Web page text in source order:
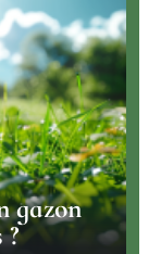
gazon
?